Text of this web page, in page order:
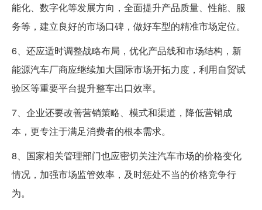
能化、数字化等发展方向，全面提升产品质量、性能、服
务等，建立良好的市场口碑，做好车型的精准市场定位。
6、还应适时调整战略布局，优化产品线和市场结构，新
能源汽车厂商应继续加大国际市场开拓力度，利用自贸试
验区等重要平台提升整车出口效率。
7、企业还要改善营销策略、模式和渠道，降低营销成
本，更专注于满足消费者的根本需求。
8、国家相关管理部门也应密切关注汽车市场的价格变化
情况，加强市场监管效率，及时惩处不当的价格竞争行
为。